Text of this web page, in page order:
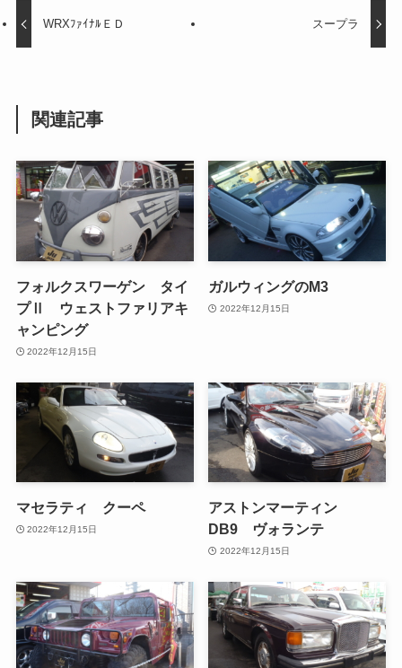
WRXﾌｧｲﾅﾙＥＤ スープラ
関連記事
フォルクスワーゲン タイ
プⅡ ウェストファリアキ
ャンピング
2022年12月15日
ガルウィングのM3
2022年12月15日
マセラティ クーペ
2022年12月15日
アストンマーティン
DB9 ヴォランテ
2022年12月15日